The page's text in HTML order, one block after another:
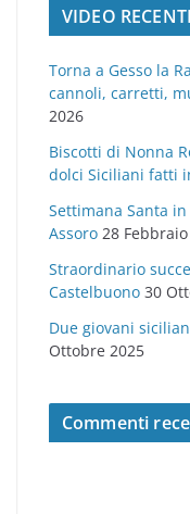
o
r
e
VIDEO RECENTI
Torna a Gesso la
cannoli, carretti,
2026
Biscotti di Nonna
dolci Siciliani fatti
Settimana Santa
Assoro 28
Straordinario
Castelbuono 30
Due giovani
Ottobre 2025
Commenti